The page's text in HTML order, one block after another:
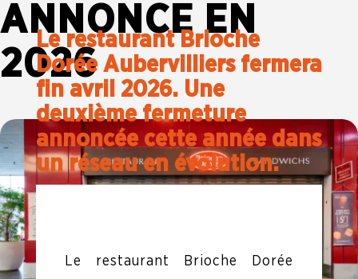
ANNONCE EN
2026
Le restaurant Brioche
Dorée Aubervilliers fermera
fin avril 2026. Une
deuxième fermeture
annoncée cette année dans
un réseau en évolution.
Le restaurant Brioche Dorée